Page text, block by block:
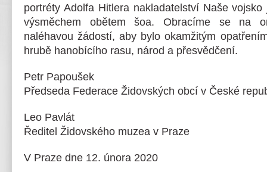
portréty Adolfa Hitlera nakladatelství Naše
výsměchem obětem šoa. Obracíme se na
naléhavou žádostí, aby bylo okamžitým
hrubě hanobícího rasu, národ a přesvědčení.
Petr Papoušek
Předseda Federace Židovských obcí v České
Leo Pavlát
Ředitel Židovského muzea v Praze
V Praze dne 12. února 2020